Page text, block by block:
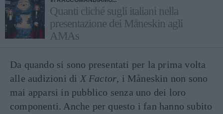
Quanti cliché sugli italiani nella
presentazione dei Måneskin agli
AMAs
Da quando si sono presentati per la prima volta
alle audizioni di X Factor, i Måneskin non sono
mai apparsi in pubblico senza uno dei loro
componenti. Anche per questo i fan hanno subito